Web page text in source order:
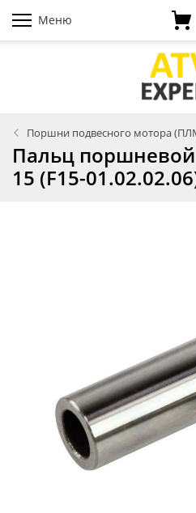
Меню
Поршни подвесного мотора
Пальц
15 (F15-